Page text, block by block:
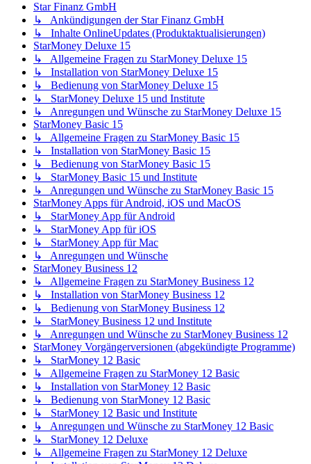
Star Finanz GmbH
↳ Ankündigungen der Star Finanz GmbH
↳ Inhalte OnlineUpdates (Produktaktualisierungen)
StarMoney Deluxe 15
↳ Allgemeine Fragen zu StarMoney Deluxe 15
↳ Installation von StarMoney Deluxe 15
↳ Bedienung von StarMoney Deluxe 15
↳ StarMoney Deluxe 15 und Institute
↳ Anregungen und Wünsche zu StarMoney Deluxe 15
StarMoney Basic 15
↳ Allgemeine Fragen zu StarMoney Basic 15
↳ Installation von StarMoney Basic 15
↳ Bedienung von StarMoney Basic 15
↳ StarMoney Basic 15 und Institute
↳ Anregungen und Wünsche zu StarMoney Basic 15
StarMoney Apps für Android, iOS und MacOS
↳ StarMoney App für Android
↳ StarMoney App für iOS
↳ StarMoney App für Mac
↳ Anregungen und Wünsche
StarMoney Business 12
↳ Allgemeine Fragen zu StarMoney Business 12
↳ Installation von StarMoney Business 12
↳ Bedienung von StarMoney Business 12
↳ StarMoney Business 12 und Institute
↳ Anregungen und Wünsche zu StarMoney Business 12
StarMoney Vorgängerversionen (abgekündigte Programme)
↳ StarMoney 12 Basic
↳ Allgemeine Fragen zu StarMoney 12 Basic
↳ Installation von StarMoney 12 Basic
↳ Bedienung von StarMoney 12 Basic
↳ StarMoney 12 Basic und Institute
↳ Anregungen und Wünsche zu StarMoney 12 Basic
↳ StarMoney 12 Deluxe
↳ Allgemeine Fragen zu StarMoney 12 Deluxe